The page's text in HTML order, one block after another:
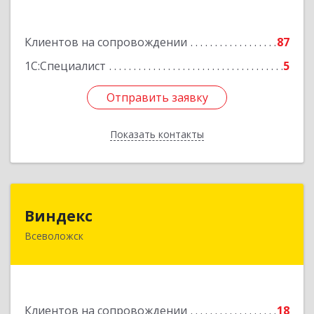
Клиентов на сопровождении
87
1С:Специалист
5
Отправить заявку
Показать контакты
Отправить заявку
Назад
Виндекс
Всеволожск
Клиентов на сопровождении
18
188643, Ленинградская обл, Всеволожский р-н,
Подробнее